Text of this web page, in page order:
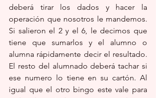
deberá tirar los dados y hacer la
operación que nosotros le mandemos.
Si salieron el 2 y el 6, le decimos que
tiene que sumarlos y el alumno o
alumna rápidamente decir el resultado.
El resto del alumnado deberá tachar si
ese numero lo tiene en su cartón. Al
igual que el otro bingo este vale para